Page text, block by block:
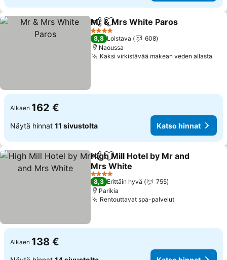
Jaa Lisää suosikkeihin
Mr & Mrs White Paros
4 Tähtiluokitus
8,8 Loistava
608
Naoussa
Kaksi virkistävää makean veden allasta
Alkaen 162 €
Näytä hinnat 11 sivustolta Katso hinnat
Jaa Lisää suosikkeihin
High Mill Hotel by Mr and
Mrs White
4 Tähtiluokitus
8,3 Erittäin hyvä
755
Parikia
Rentouttavat spa-palvelut
Alkaen 138 €